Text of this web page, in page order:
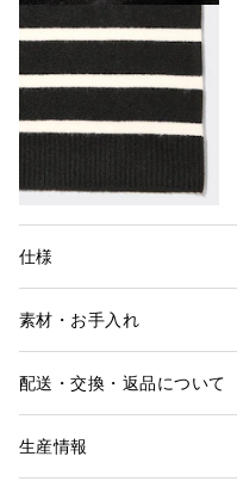
仕様
素材・お手入れ
配送・交換・返品について
生産情報